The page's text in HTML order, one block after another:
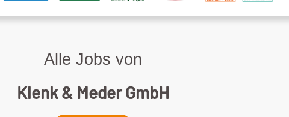
Alle Jobs von
Klenk & Meder GmbH